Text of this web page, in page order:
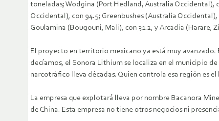
toneladas; Wodgina (Port Hedland, Australia Occidental),
Occidental), con 94.5; Greenbushes (Australia
Goulamina (Bougouni, Mali), con 31.2, y Arcadia (Harare,
El proyecto en territorio mexicano ya está muy avanzado.
decíamos, el Sonora Lithium se localiza en el municipio
narcotráfico lleva décadas. Quien controla esa región es
La empresa que explotará lleva por nombre Bacanora
de China. Esta empresa no tiene otros negocios ni